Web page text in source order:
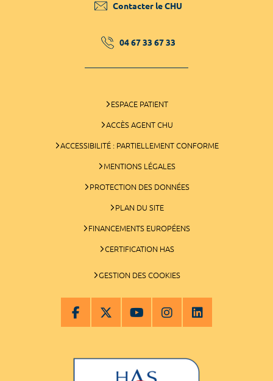
Contacter le CHU
04 67 33 67 33
ESPACE PATIENT
ACCÈS AGENT CHU
ACCESSIBILITÉ : PARTIELLEMENT CONFORME
MENTIONS LÉGALES
PROTECTION DES DONNÉES
PLAN DU SITE
FINANCEMENTS EUROPÉENS
CERTIFICATION HAS
GESTION DES COOKIES